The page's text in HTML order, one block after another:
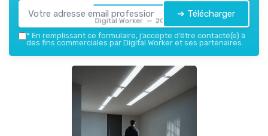
Digital Worker — 2026
➔ Télécharger
* En remplissant ce formulaire, j’accepte d’être contacté(e) à
des fins commerciales par Digital Worker et ses partenaires.